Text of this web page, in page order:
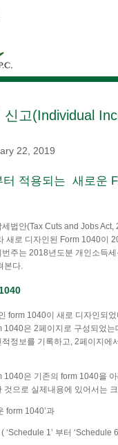
신고(Individual
22, 2019
터 적용되는 새로운
세법안(Tax Cuts and Jobs
새로 디자인된 Form 1040이
주는 2018년도분 개인소득
본다.
form 1040이 새로 디자인되
1040은 2페이지로 구성되었는
정보를 기록하고, 2페이지에
1040은 기존의 form 1040을
것으로 실제내용에 있어서는
form 1040’과
1’ 부터 ‘Schedule